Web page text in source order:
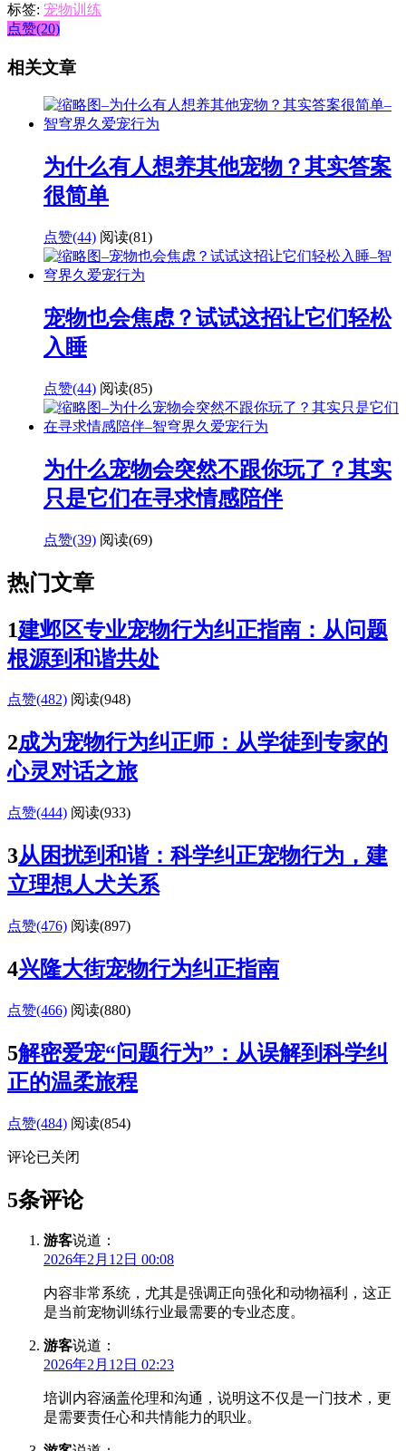
标签: 宠物训练
点赞(20)
相关文章
为什么有人想养其他宠物？其实答案
很简单
点赞(44) 阅读(81)
宠物也会焦虑？试试这招让它们轻松
入睡
点赞(44) 阅读(85)
为什么宠物会突然不跟你玩了？其实
只是它们在寻求情感陪伴
点赞(39) 阅读(69)
热门文章
1建邺区专业宠物行为纠正指南：从问题
根源到和谐共处
点赞(482) 阅读(948)
2成为宠物行为纠正师：从学徒到专家的
心灵对话之旅
点赞(444) 阅读(933)
3从困扰到和谐：科学纠正宠物行为，建
立理想人犬关系
点赞(476) 阅读(897)
4兴隆大街宠物行为纠正指南
点赞(466) 阅读(880)
5解密爱宠“问题行为”：从误解到科学纠
正的温柔旅程
点赞(484) 阅读(854)
评论已关闭
5条评论
游客说道：
2026年2月12日 00:08
内容非常系统，尤其是强调正向强化和动物福利，这正
是当前宠物训练行业最需要的专业态度。
游客说道：
2026年2月12日 02:23
培训内容涵盖伦理和沟通，说明这不仅是一门技术，更
是需要责任心和共情能力的职业。